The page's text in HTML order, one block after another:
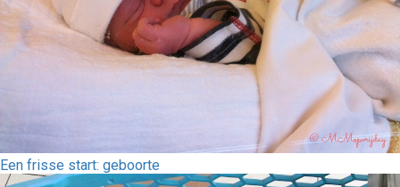
Een frisse start: geboorte